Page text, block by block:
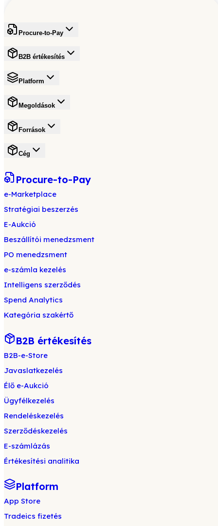
Procure-to-Pay
B2B értékesítés
Platform
Megoldások
Források
Cég
Procure-to-Pay
e-Marketplace
Stratégiai beszerzés
E-Aukció
Beszállítói menedzsment
PO menedzsment
e-számla kezelés
Intelligens szerződés
Spend Analytics
Kategória szakértő
B2B értékesítés
B2B-e-Store
Javaslatkezelés
Élő e-Aukció
Ügyfélkezelés
Rendeléskezelés
Szerződéskezelés
E-számlázás
Értékesítési analitika
Platform
App Store
Tradeics fizetés